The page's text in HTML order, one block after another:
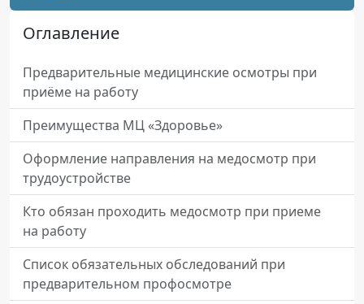
Оглавление
Предварительные медицинские осмотры при
приёме на работу
Преимущества МЦ «Здоровье»
Оформление направления на медосмотр при
трудоустройстве
Кто обязан проходить медосмотр при приеме
на работу
Список обязательных обследований при
предварительном профосмотре